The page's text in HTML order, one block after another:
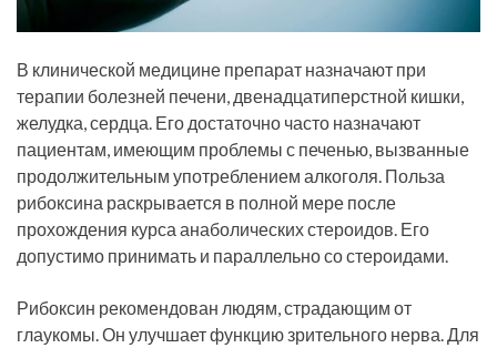
В клинической медицине препарат назначают при
терапии болезней печени, двенадцатиперстной кишки,
желудка, сердца. Его достаточно часто назначают
пациентам, имеющим проблемы с печенью, вызванные
продолжительным употреблением алкоголя. Польза
рибоксина раскрывается в полной мере после
прохождения курса анаболических стероидов. Его
допустимо принимать и параллельно со стероидами.
Рибоксин рекомендован людям, страдающим от
глаукомы. Он улучшает функцию зрительного нерва. Для